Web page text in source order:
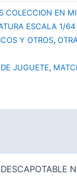
COLECCION EN
ESCALA 1/64
Y OTROS,
JUGUETE,